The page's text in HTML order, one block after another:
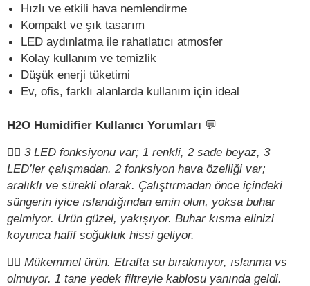
Hızlı ve etkili hava nemlendirme
Kompakt ve şık tasarım
LED aydınlatma ile rahatlatıcı atmosfer
Kolay kullanım ve temizlik
Düşük enerji tüketimi
Ev, ofis, farklı alanlarda kullanım için ideal
H2O Humidifier Kullanıcı Yorumları 💬
✍🏻 3 LED fonksiyonu var; 1 renkli, 2 sade beyaz, 3
LED’ler çalışmadan. 2 fonksiyon hava özelliği var;
aralıklı ve sürekli olarak. Çalıştırmadan önce içindeki
süngerin iyice ıslandığından emin olun, yoksa buhar
gelmiyor. Ürün güzel, yakışıyor. Buhar kısma elinizi
koyunca hafif soğukluk hissi geliyor.
✍🏻 Mükemmel ürün. Etrafta su bırakmıyor, ıslanma vs
olmuyor. 1 tane yedek filtreyle kablosu yanında geldi.